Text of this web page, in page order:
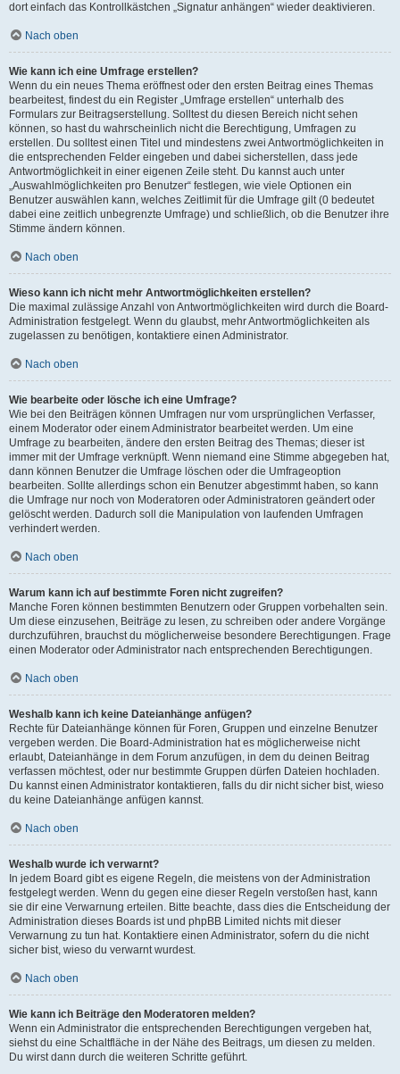
dort einfach das Kontrollkästchen „Signatur anhängen“ wieder deaktivieren.
Nach oben
Wie kann ich eine Umfrage erstellen?
Wenn du ein neues Thema eröffnest oder den ersten Beitrag eines Themas
bearbeitest, findest du ein Register „Umfrage erstellen“ unterhalb des
Formulars zur Beitragserstellung. Solltest du diesen Bereich nicht sehen
können, so hast du wahrscheinlich nicht die Berechtigung, Umfragen zu
erstellen. Du solltest einen Titel und mindestens zwei Antwortmöglichkeiten in
die entsprechenden Felder eingeben und dabei sicherstellen, dass jede
Antwortmöglichkeit in einer eigenen Zeile steht. Du kannst auch unter
„Auswahlmöglichkeiten pro Benutzer“ festlegen, wie viele Optionen ein
Benutzer auswählen kann, welches Zeitlimit für die Umfrage gilt (0 bedeutet
dabei eine zeitlich unbegrenzte Umfrage) und schließlich, ob die Benutzer ihre
Stimme ändern können.
Nach oben
Wieso kann ich nicht mehr Antwortmöglichkeiten erstellen?
Die maximal zulässige Anzahl von Antwortmöglichkeiten wird durch die Board-
Administration festgelegt. Wenn du glaubst, mehr Antwortmöglichkeiten als
zugelassen zu benötigen, kontaktiere einen Administrator.
Nach oben
Wie bearbeite oder lösche ich eine Umfrage?
Wie bei den Beiträgen können Umfragen nur vom ursprünglichen Verfasser,
einem Moderator oder einem Administrator bearbeitet werden. Um eine
Umfrage zu bearbeiten, ändere den ersten Beitrag des Themas; dieser ist
immer mit der Umfrage verknüpft. Wenn niemand eine Stimme abgegeben hat,
dann können Benutzer die Umfrage löschen oder die Umfrageoption
bearbeiten. Sollte allerdings schon ein Benutzer abgestimmt haben, so kann
die Umfrage nur noch von Moderatoren oder Administratoren geändert oder
gelöscht werden. Dadurch soll die Manipulation von laufenden Umfragen
verhindert werden.
Nach oben
Warum kann ich auf bestimmte Foren nicht zugreifen?
Manche Foren können bestimmten Benutzern oder Gruppen vorbehalten sein.
Um diese einzusehen, Beiträge zu lesen, zu schreiben oder andere Vorgänge
durchzuführen, brauchst du möglicherweise besondere Berechtigungen. Frage
einen Moderator oder Administrator nach entsprechenden Berechtigungen.
Nach oben
Weshalb kann ich keine Dateianhänge anfügen?
Rechte für Dateianhänge können für Foren, Gruppen und einzelne Benutzer
vergeben werden. Die Board-Administration hat es möglicherweise nicht
erlaubt, Dateianhänge in dem Forum anzufügen, in dem du deinen Beitrag
verfassen möchtest, oder nur bestimmte Gruppen dürfen Dateien hochladen.
Du kannst einen Administrator kontaktieren, falls du dir nicht sicher bist, wieso
du keine Dateianhänge anfügen kannst.
Nach oben
Weshalb wurde ich verwarnt?
In jedem Board gibt es eigene Regeln, die meistens von der Administration
festgelegt werden. Wenn du gegen eine dieser Regeln verstoßen hast, kann
sie dir eine Verwarnung erteilen. Bitte beachte, dass dies die Entscheidung der
Administration dieses Boards ist und phpBB Limited nichts mit dieser
Verwarnung zu tun hat. Kontaktiere einen Administrator, sofern du die nicht
sicher bist, wieso du verwarnt wurdest.
Nach oben
Wie kann ich Beiträge den Moderatoren melden?
Wenn ein Administrator die entsprechenden Berechtigungen vergeben hat,
siehst du eine Schaltfläche in der Nähe des Beitrags, um diesen zu melden.
Du wirst dann durch die weiteren Schritte geführt.